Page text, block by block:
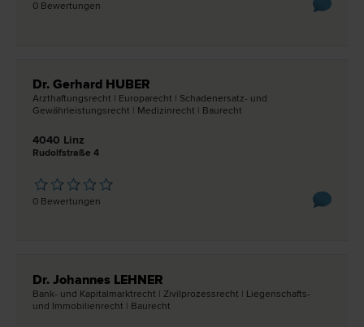
0 Bewertungen
Dr. Gerhard HUBER
Arzthaftungs­recht | Europa­recht | Schadenersatz- und
Gewährleistungs­recht | Medizin­recht | Bau­recht
4040 Linz
Rudolfstraße 4
0 Bewertungen
Dr. Johannes LEHNER
Bank- und Kapitalmarkt­recht | Zivilprozess­recht | Liegenschafts-
und Immobilien­recht | Bau­recht